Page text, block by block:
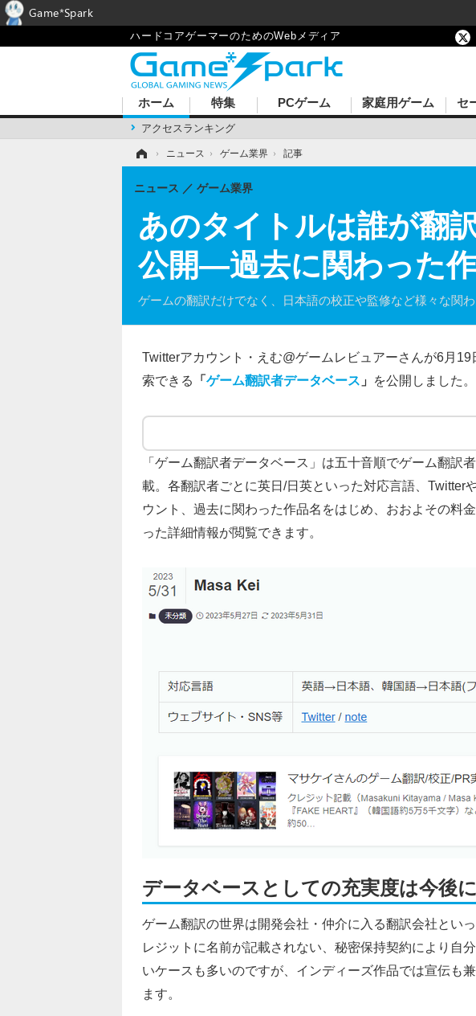
ハードコアゲーマーのためのWebメディア
ホーム
アクセスランキング
特集 PCゲーム 家庭用ゲーム セ
› ニュース › ゲーム業界 › 記事
あのタイトルは誰が翻
公開―過去に関わった
ゲームの翻訳だけでなく、日本語の校正や監修など様々な関わ
ニュース ゲーム業界
Twitterアカウント・えむ@ゲームレビュアーさんが6月
索できる
「ゲーム翻訳者データベース 」 を公開しました。
「ゲーム翻訳者データベース」は五十音順でゲーム翻訳
載。各翻訳者ごとに英日/日英といった対応言語、Twitter
ウント、過去に関わった作品名をはじめ、おおよその料
った詳細情報が閲覧できます。
データベースとしての充実度は今後
ゲーム翻訳の世界は開発会社・仲介に入る翻訳会社とい
レジットに名前が記載されない、秘密保持契約により自
いケースも多いのですが、インディーズ作品では宣伝も
ます。
Game*Spark